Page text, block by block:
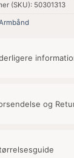
(SKU): 50301313
og